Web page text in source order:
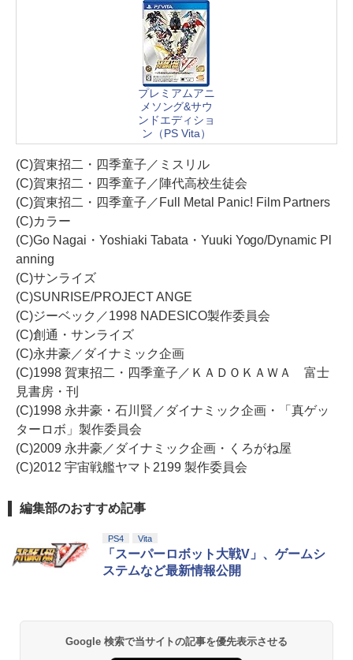
プレミアムアニ
メソング&サウ
ンドエディショ
ン（PS Vita）
(C)賀東招二・四季童子／ミスリル
(C)賀東招二・四季童子／陣代高校生徒会
(C)賀東招二・四季童子／Full Metal Panic! Film Partners
(C)カラー
(C)Go Nagai・Yoshiaki Tabata・Yuuki Yogo/Dynamic Pl
anning
(C)サンライズ
(C)SUNRISE/PROJECT ANGE
(C)ジーベック／1998 NADESICO製作委員会
(C)創通・サンライズ
(C)永井豪／ダイナミック企画
(C)1998 賀東招二・四季童子／ＫＡＤＯＫＡＷＡ 富士
見書房・刊
(C)1998 永井豪・石川賢／ダイナミック企画・「真ゲッ
ターロボ」製作委員会
(C)2009 永井豪／ダイナミック企画・くろがね屋
(C)2012 宇宙戦艦ヤマト2199 製作委員会
編集部のおすすめ記事
PS4 Vita
「スーパーロボット大戦V」、ゲームシ
ステムなど最新情報公開
Google 検索で当サイトの記事を優先表示させる